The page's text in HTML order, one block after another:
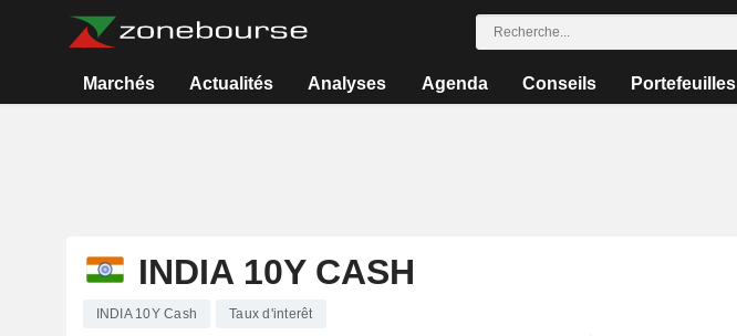
Marchés Actualités Analyses Agenda Conseils Portefeuilles
INDIA 10Y CASH
INDIA 10Y Cash Taux d'interêt